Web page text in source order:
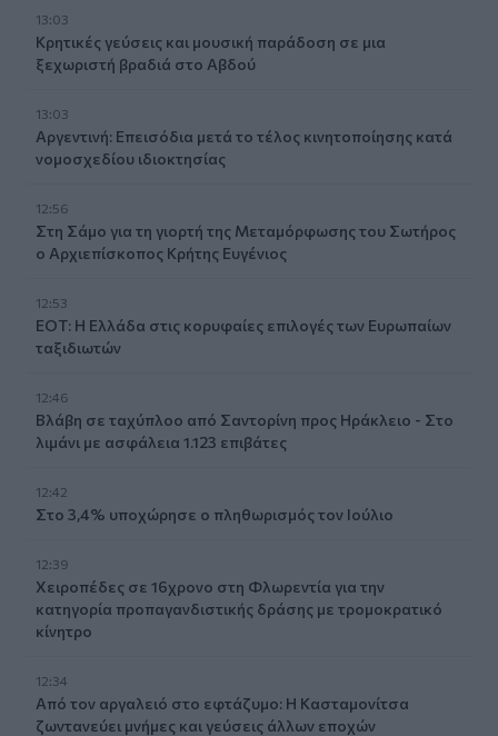
13:03
Κρητικές γεύσεις και μουσική παράδοση σε μια
ξεχωριστή βραδιά στο Αβδού
13:03
Αργεντινή: Επεισόδια μετά το τέλος κινητοποίησης κατά
νομοσχεδίου ιδιοκτησίας
12:56
Στη Σάμο για τη γιορτή της Μεταμόρφωσης του Σωτήρος
ο Αρχιεπίσκοπος Κρήτης Ευγένιος
12:53
ΕΟΤ: Η Ελλάδα στις κορυφαίες επιλογές των Ευρωπαίων
ταξιδιωτών
12:46
Βλάβη σε ταχύπλοο από Σαντορίνη προς Ηράκλειο - Στο
λιμάνι με ασφάλεια 1.123 επιβάτες
12:42
Στο 3,4% υποχώρησε ο πληθωρισμός τον Ιούλιο
12:39
Xειροπέδες σε 16χρονο στη Φλωρεντία για την
κατηγορία προπαγανδιστικής δράσης με τρομοκρατικό
κίνητρο
12:34
Από τον αργαλειό στο εφτάζυμο: Η Κασταμονίτσα
ζωντανεύει μνήμες και γεύσεις άλλων εποχών